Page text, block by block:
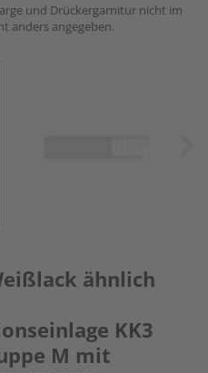
und Drückergarnitur nicht im
anders angegeben.
ähnlich
KK3
M mit